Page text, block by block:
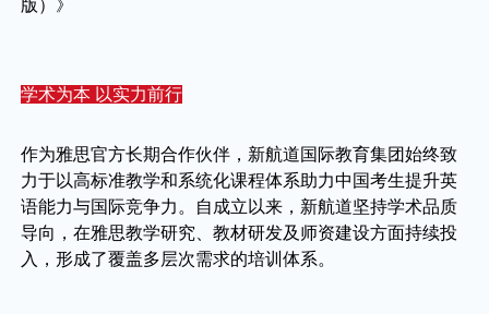
版）》
学术为本 以实力前行
作为雅思官方长期合作伙伴，新航道国际教育集团始终致
力于以高标准教学和系统化课程体系助力中国考生提升英
语能力与国际竞争力。自成立以来，新航道坚持学术品质
导向，在雅思教学研究、教材研发及师资建设方面持续投
入，形成了覆盖多层次需求的培训体系。